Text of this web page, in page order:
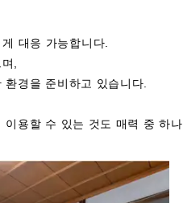
대응 가능합니다.
,
경을 준비하고 있습니다.
용할 수 있는 것도 매력 중 하나.